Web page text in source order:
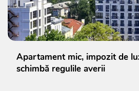
Apartament mic, impozit de
schimbă regulile averii